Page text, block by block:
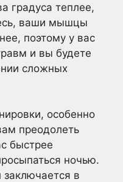
градуса теплее,
ваши мышцы
поэтому у вас
и вы будете
сложных
особенно
преодолеть
быстрее
ночью.
в